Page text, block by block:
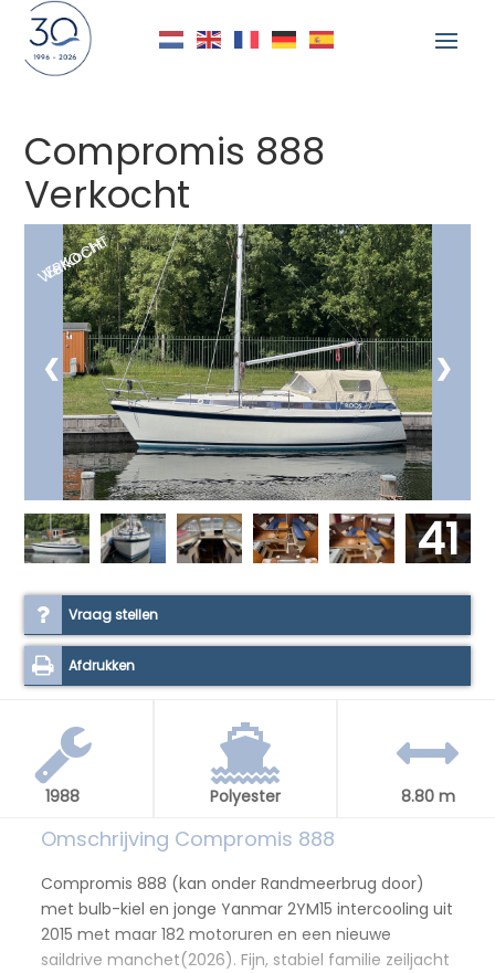
Compromis 888
Verkocht
VERKOCHT
Verkocht
❮ ❯
41
Vraag stellen
Afdrukken
1988 Polyester 8.80 m
Omschrijving Compromis 888
Compromis 888 (kan onder Randmeerbrug door)
met bulb-kiel en jonge Yanmar 2YM15 intercooling uit
2015 met maar 182 motoruren en een nieuwe
saildrive manchet(2026). Fijn, stabiel familie zeiljacht